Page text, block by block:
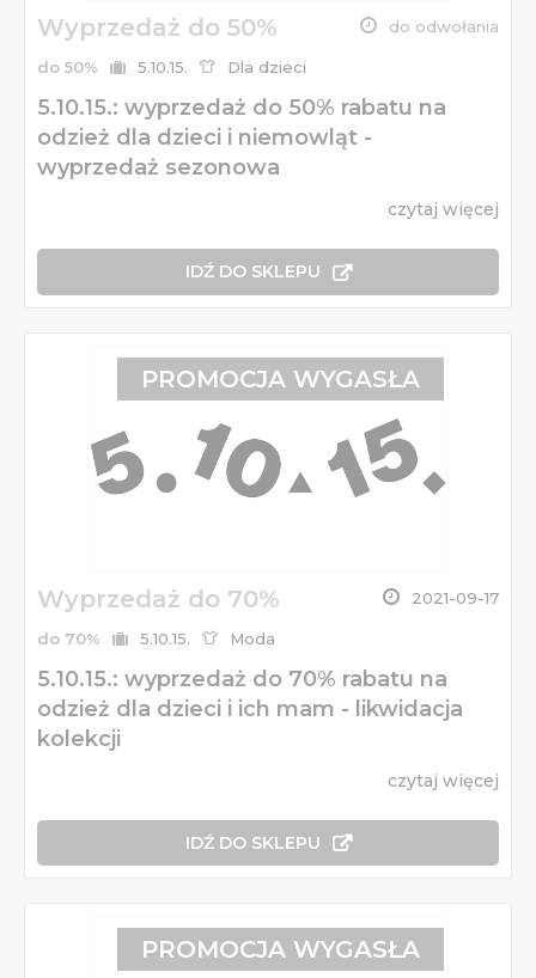
Wyprzedaż do 50% do odwołania
do 50% 5.10.15. Dla dzieci
5.10.15.: wyprzedaż do 50% rabatu na
odzież dla dzieci i niemowląt -
wyprzedaż sezonowa
czytaj więcej
IDŹ DO SKLEPU
Wyprzedaż do 70% 2021-09-17
do 70% 5.10.15. Moda
5.10.15.: wyprzedaż do 70% rabatu na
odzież dla dzieci i ich mam - likwidacja
kolekcji
czytaj więcej
IDŹ DO SKLEPU
PROMOCJA WYGASŁA
PROMOCJA WYGASŁA